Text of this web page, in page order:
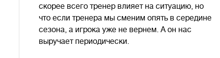
скорее всего тренер влияет на ситуацию, но
что если тренера мы сменим опять в середине
сезона, а игрока уже не вернем. А он нас
выручает периодически.